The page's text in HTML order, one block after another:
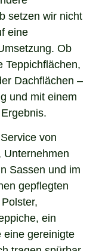
setzen wir nicht
eine
Ob
Dachflächen –
und mit einem
von
Sassen und im
gepflegten
ein
gereinigte
tragen spürbar